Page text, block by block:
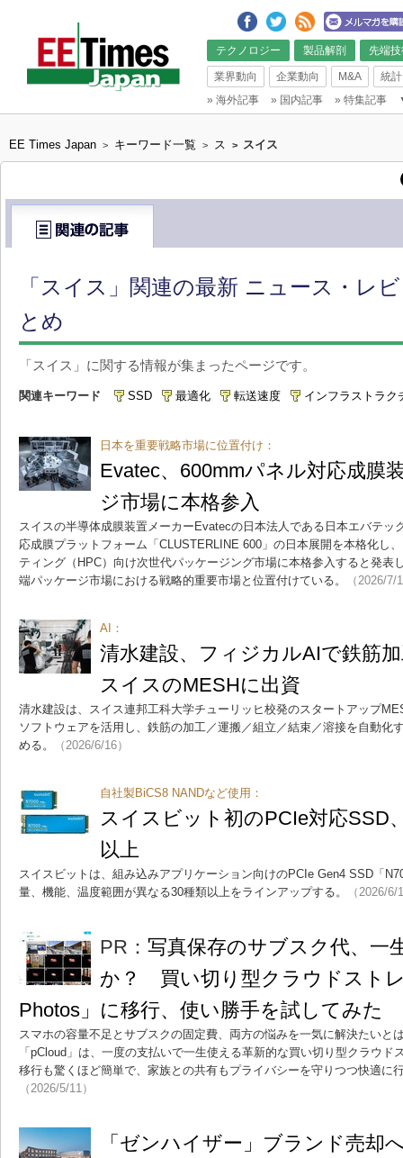
テクノロジー 製品解剖 先端
業界動向 企業動向 M&A
統計
» 海外記事 » 国内記事 » 特集記事
EE Times Japan > キーワード一覧 > ス > スイス
「スイス」関連の最新 ニュース・レ
とめ
「スイス」に関する情報が集まったページです。
関連キーワード SSD 最適化 転送速度 インフラストラク
日本を重要戦略市場に位置付け：
Evatec、600mmパネル対応成膜
ジ市場に本格参入
スイスの半導体成膜装置メーカーEvatecの日本法人である日本エバテッ
応成膜プラットフォーム「CLUSTERLINE 600」の日本展開を本格化し
ティング（HPC）向け次世代パッケージング市場に本格参入すると発表
端パッケージ市場における戦略的重要市場と位置付けている。
（2026/7/
AI：
清水建設、フィジカルAIで鉄筋
スイスのMESHに出資
清水建設は、スイス連邦工科大学チューリッヒ校発のスタートアップ
ソフトウェアを活用し、鉄筋の加工／運搬／組立／結束／溶接を自動化
める。
（2026/6/16）
自社製BiCS8 NANDなど使用：
スイスビット初のPCIe対応SSD
以上
スイスビットは、組み込みアプリケーション向けのPCIe Gen4 SSD「
量、機能、温度範囲が異なる30種類以上をラインアップする。
（2026/6/
PR： 写真保存のサブスク代、一
か？ 買い切り型クラウドスト
Photos」に移行、使い勝手を試してみた
スマホの容量不足とサブスクの固定費、両方の悩みを一気に解決たいと
「pCloud」は、一度の支払いで一生使える革新的な買い切り型クラウド
移行も驚くほど簡単で、家族との共有もプライバシーを守りつつ快適に
（2026/5/11）
「ゼンハイザー」ブランド売